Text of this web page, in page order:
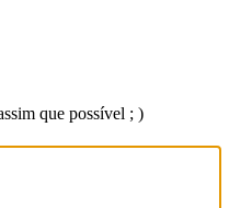
que possível ; )